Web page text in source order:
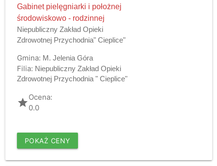
Gabinet pielęgniarki i położnej
środowiskowo - rodzinnej
Niepubliczny Zakład Opieki
Zdrowotnej Przychodnia" Cieplice"
Gmina: M. Jelenia Góra
Filia: Niepubliczny Zakład Opieki
Zdrowotnej Przychodnia " Cieplice"
gradeOcena:
0.0
POKAŻ CENY